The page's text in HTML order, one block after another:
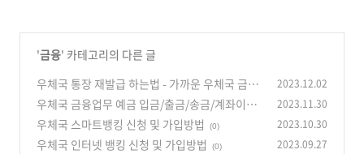
'금융' 카테고리의 다른 글
우체국 통장 재발급 하는법 - 가까운 우체국 금융
창구로 방문하세요
(0)
2023.12.02
우체국 금융업무 예금 입금/출금/송금/계좌이체
하는법
(0)
2023.11.30
우체국 스마트뱅킹 신청 및 가입방법 (0) 2023.10.30
우체국 인터넷 뱅킹 신청 및 가입방법 (0) 2023.09.27